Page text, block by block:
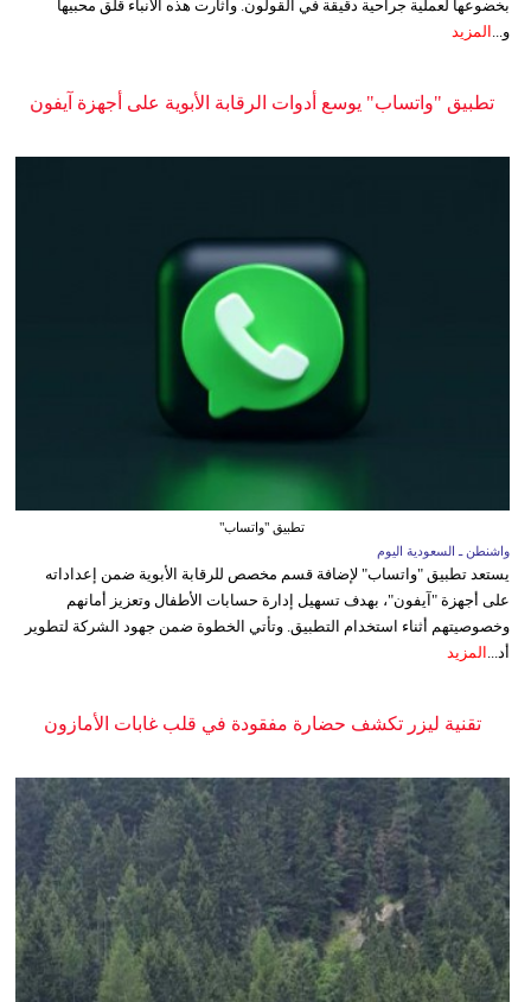
بخضوعها لعملية جراحية دقيقة في القولون. وأثارت هذه الأنباء قلق محبيها
و...
المزيد
تطبيق "واتساب" يوسع أدوات الرقابة الأبوية على أجهزة آيفون
تطبيق "واتساب"
واشنطن ـ السعودية اليوم
يستعد تطبيق "واتساب" لإضافة قسم مخصص للرقابة الأبوية ضمن إعداداته
على أجهزة "آيفون"، بهدف تسهيل إدارة حسابات الأطفال وتعزيز أمانهم
وخصوصيتهم أثناء استخدام التطبيق. وتأتي الخطوة ضمن جهود الشركة لتطوير
أد... المزيد
تقنية ليزر تكشف حضارة مفقودة في قلب غابات الأمازون